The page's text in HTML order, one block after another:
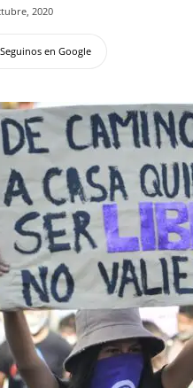
2020
en Google